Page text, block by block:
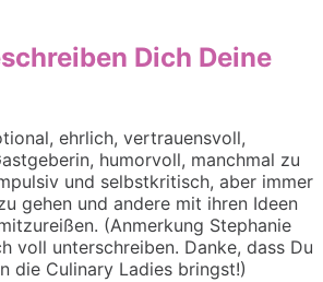
Dich Deine
ehrlich, vertrauensvoll,
humorvoll, manchmal zu
und selbstkritisch, aber immer
gehen und andere mit ihren Ideen
(Anmerkung Stephanie
voll unterschreiben. Danke, dass Du
die Culinary Ladies bringst!)